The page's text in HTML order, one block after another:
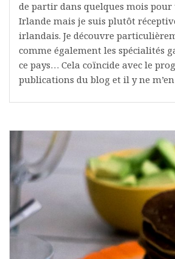
de partir dans quelques mois
Irlande mais je suis plutôt
irlandais. Je découvre
comme également les spécialités
ce pays… Cela coïncide avec le
publications du blog et il y ne